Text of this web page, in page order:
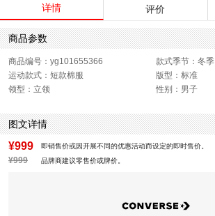
详情 评价
商品参数
商品编号：yg101655366
款式季节：冬季
运动款式：短款棉服
版型：标准
领型：立领
性别：男子
图文详情
¥999 即销售价或因开展不同的优惠活动而设定的即时售价。
¥999 品牌商建议零售价或牌价。